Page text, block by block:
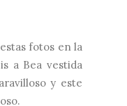
fotos en la
a Bea vestida
y este